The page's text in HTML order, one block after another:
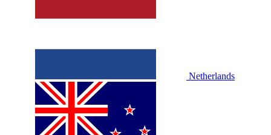
Netherlands